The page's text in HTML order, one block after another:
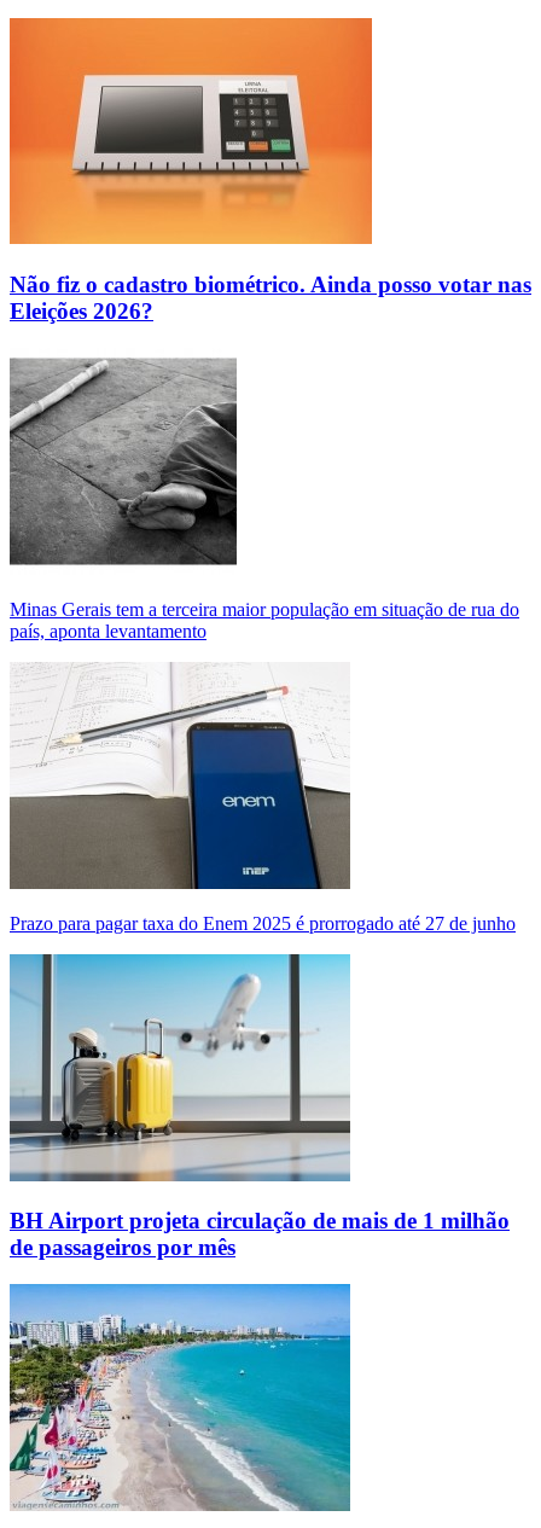
Não fiz o cadastro biométrico. Ainda posso votar nas
Eleições 2026?
Minas Gerais tem a terceira maior população em situação de rua do
país, aponta levantamento
Prazo para pagar taxa do Enem 2025 é prorrogado até 27 de junho
BH Airport projeta circulação de mais de 1 milhão
de passageiros por mês